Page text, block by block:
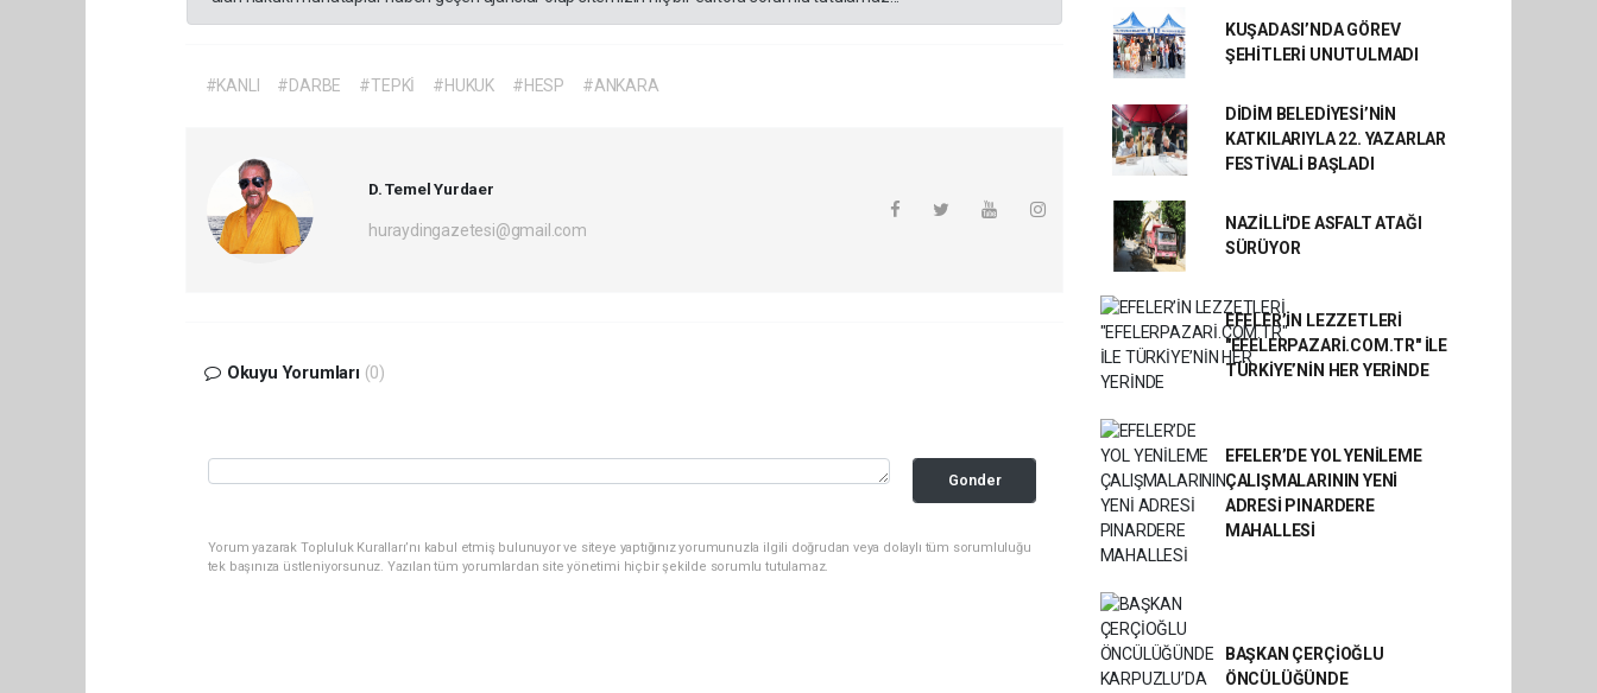
#KANLI #DARBE #TEPKİ #HUKUK #HESP #ANKARA
D. Temel Yurdaer
huraydingazetesi@gmail.com
Okuyu Yorumları (0)
Gonder
Yorum yazarak Topluluk Kuralları’nı kabul etmiş bulunuyor ve siteye yaptığınız yorumunuzla ilgili doğrudan veya dolaylı tüm sorumluluğu
tek başınıza üstleniyorsunuz. Yazılan tüm yorumlardan site yönetimi hiçbir şekilde sorumlu tutulamaz.
KUŞADASI’NDA GÖREV
ŞEHİTLERİ UNUTULMADI
DİDİM BELEDİYESİ’NİN
KATKILARIYLA 22. YAZARLAR
FESTİVALİ BAŞLADI
NAZİLLİ'DE ASFALT ATAĞI
SÜRÜYOR
EFELER’İN LEZZETLERİ
"EFELERPAZARİ.COM.TR" İLE
TÜRKİYE’NİN HER YERİNDE
EFELER’DE YOL YENİLEME
ÇALIŞMALARININ YENİ
ADRESİ PINARDERE
MAHALLESİ
BAŞKAN ÇERÇİOĞLU
ÖNCÜLÜĞÜNDE